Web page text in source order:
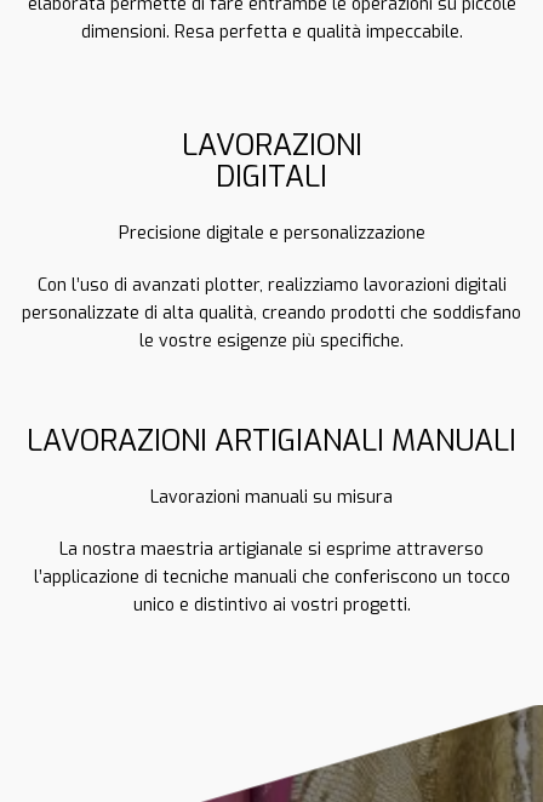
dimensioni. Resa perfetta e qualità impeccabile.
LAVORAZIONI
DIGITALI
Precisione digitale e personalizzazione
Con l’uso di avanzati plotter, realizziamo lavorazioni digitali
personalizzate di alta qualità, creando prodotti che soddisfano
le vostre esigenze più specifiche.
LAVORAZIONI ARTIGIANALI MANUALI
Lavorazioni manuali su misura
La nostra maestria artigianale si esprime attraverso
l’applicazione di tecniche manuali che conferiscono un tocco
unico e distintivo ai vostri progetti.